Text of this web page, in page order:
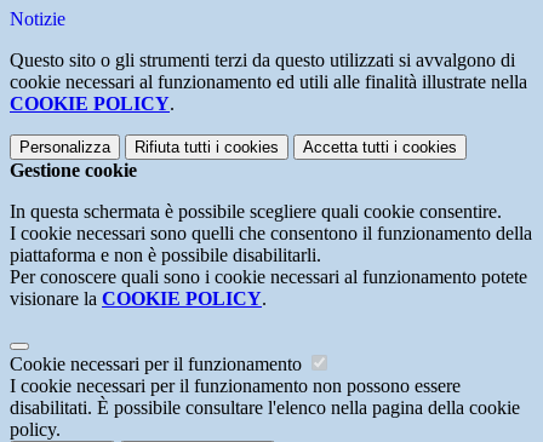
Notizie
Questo sito o gli strumenti terzi da questo utilizzati si avvalgono di
cookie necessari al funzionamento ed utili alle finalità illustrate nella
COOKIE POLICY.
Personalizza Rifiuta tutti i cookies Accetta tutti i cookies
Gestione cookie
In questa schermata è possibile scegliere quali cookie consentire.
I cookie necessari sono quelli che consentono il funzionamento della
piattaforma e non è possibile disabilitarli.
Per conoscere quali sono i cookie necessari al funzionamento potete
visionare la COOKIE POLICY.
Cookie necessari per il funzionamento
I cookie necessari per il funzionamento non possono essere
disabilitati. È possibile consultare l'elenco nella pagina della cookie
policy.